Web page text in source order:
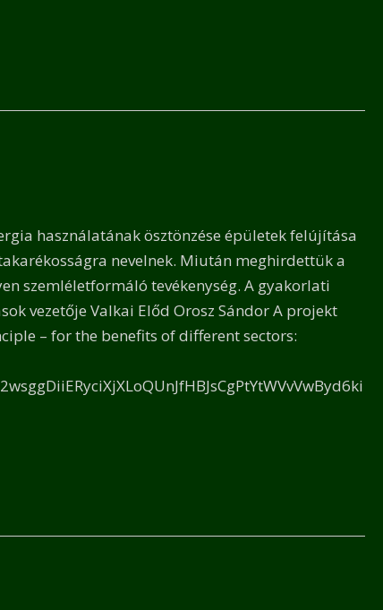
használatának ösztönzése épületek felújítása
nevelnek. Miután meghirdettük a
szemléletformáló tevékenység. A gyakorlati
vezetője Valkai Előd Orosz Sándor A projekt
– for the benefits of different sectors: